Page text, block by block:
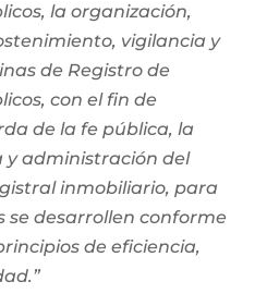
la organización,
vigilancia y
de Registro de
con el fin de
de la fe pública, la
administración del
inmobiliario, para
se desarrollen conforme
de eficiencia,